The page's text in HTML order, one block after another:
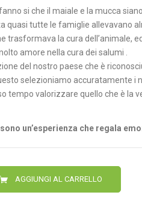
si che il maiale e la mucca
quasi tutte le famiglie allevavano
trasformava la cura dell’animale,
amore nella cura dei salumi .
del nostro paese che è
selezioniamo accuratamente i
tempo valorizzare quello che è la
un’esperienza che regala
AGGIUNGI AL CARRELLO